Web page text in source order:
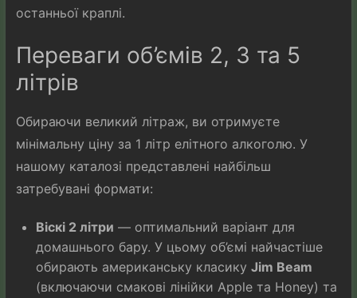
останньої краплі.
Переваги об’ємів 2, 3 та 5
літрів
Обираючи великий літраж, ви отримуєте
мінімальну ціну за 1 літр елітного алкоголю. У
нашому каталозі представлені найбільш
затребувані формати:
Віскі 2 літри — оптимальний варіант для
домашнього бару. У цьому об’ємі найчастіше
обирають американську класику Jim Beam
(включаючи смакові лінійки Apple та Honey) та